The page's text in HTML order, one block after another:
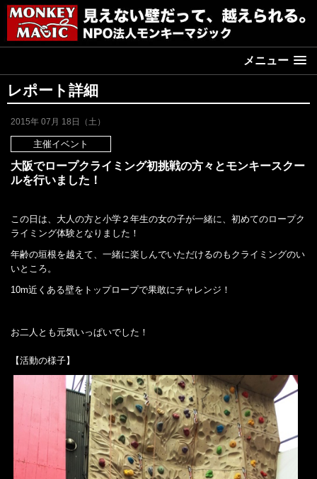
メニュー
レポート詳細
2015年 07月 18日（土）
主催イベント
大阪でロープクライミング初挑戦の方々とモンキースクー
ルを行いました！
この日は、大人の方と小学２年生の女の子が一緒に、初めてのロープク
ライミング体験となりました！
年齢の垣根を越えて、一緒に楽しんでいただけるのもクライミングのい
いところ。
10m近くある壁をトップロープで果敢にチャレンジ！
お二人とも元気いっぱいでした！
【活動の様子】